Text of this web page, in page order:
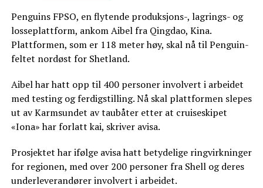
Penguins FPSO, en flytende produksjons-, lagrings- og
losseplattform, ankom Aibel fra Qingdao, Kina.
Plattformen, som er 118 meter høy, skal nå til Penguin-
feltet nordøst for Shetland.
Aibel har hatt opp til 400 personer involvert i arbeidet
med testing og ferdigstilling. Nå skal plattformen slepes
ut av Karmsundet av taubåter etter at cruiseskipet
«Iona» har forlatt kai, skriver avisa.
Prosjektet har ifølge avisa hatt betydelige ringvirkninger
for regionen, med over 200 personer fra Shell og deres
underleverandører involvert i arbeidet.